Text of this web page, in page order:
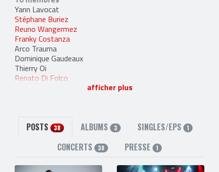
Yann Lavocat
Stéphane Buriez
Reuno Wangermez
Franky Costanza
Arco Trauma
Dominique Gaudeaux
Thierry Oi
Renato Di Folco
afficher plus
POSTS 38 ALBUMS 3 SINGLES/EPS 1
CONCERTS 38 PRESSE 1